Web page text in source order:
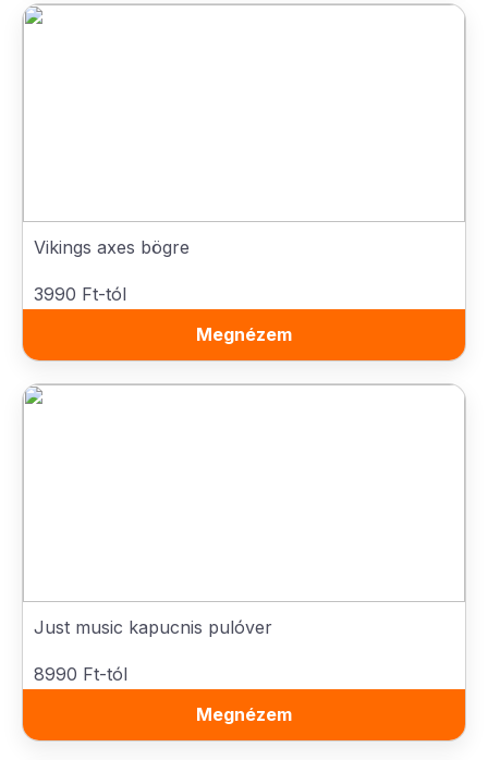
Vikings axes bögre
3990 Ft-tól
Megnézem
Just music kapucnis pulóver
8990 Ft-tól
Megnézem